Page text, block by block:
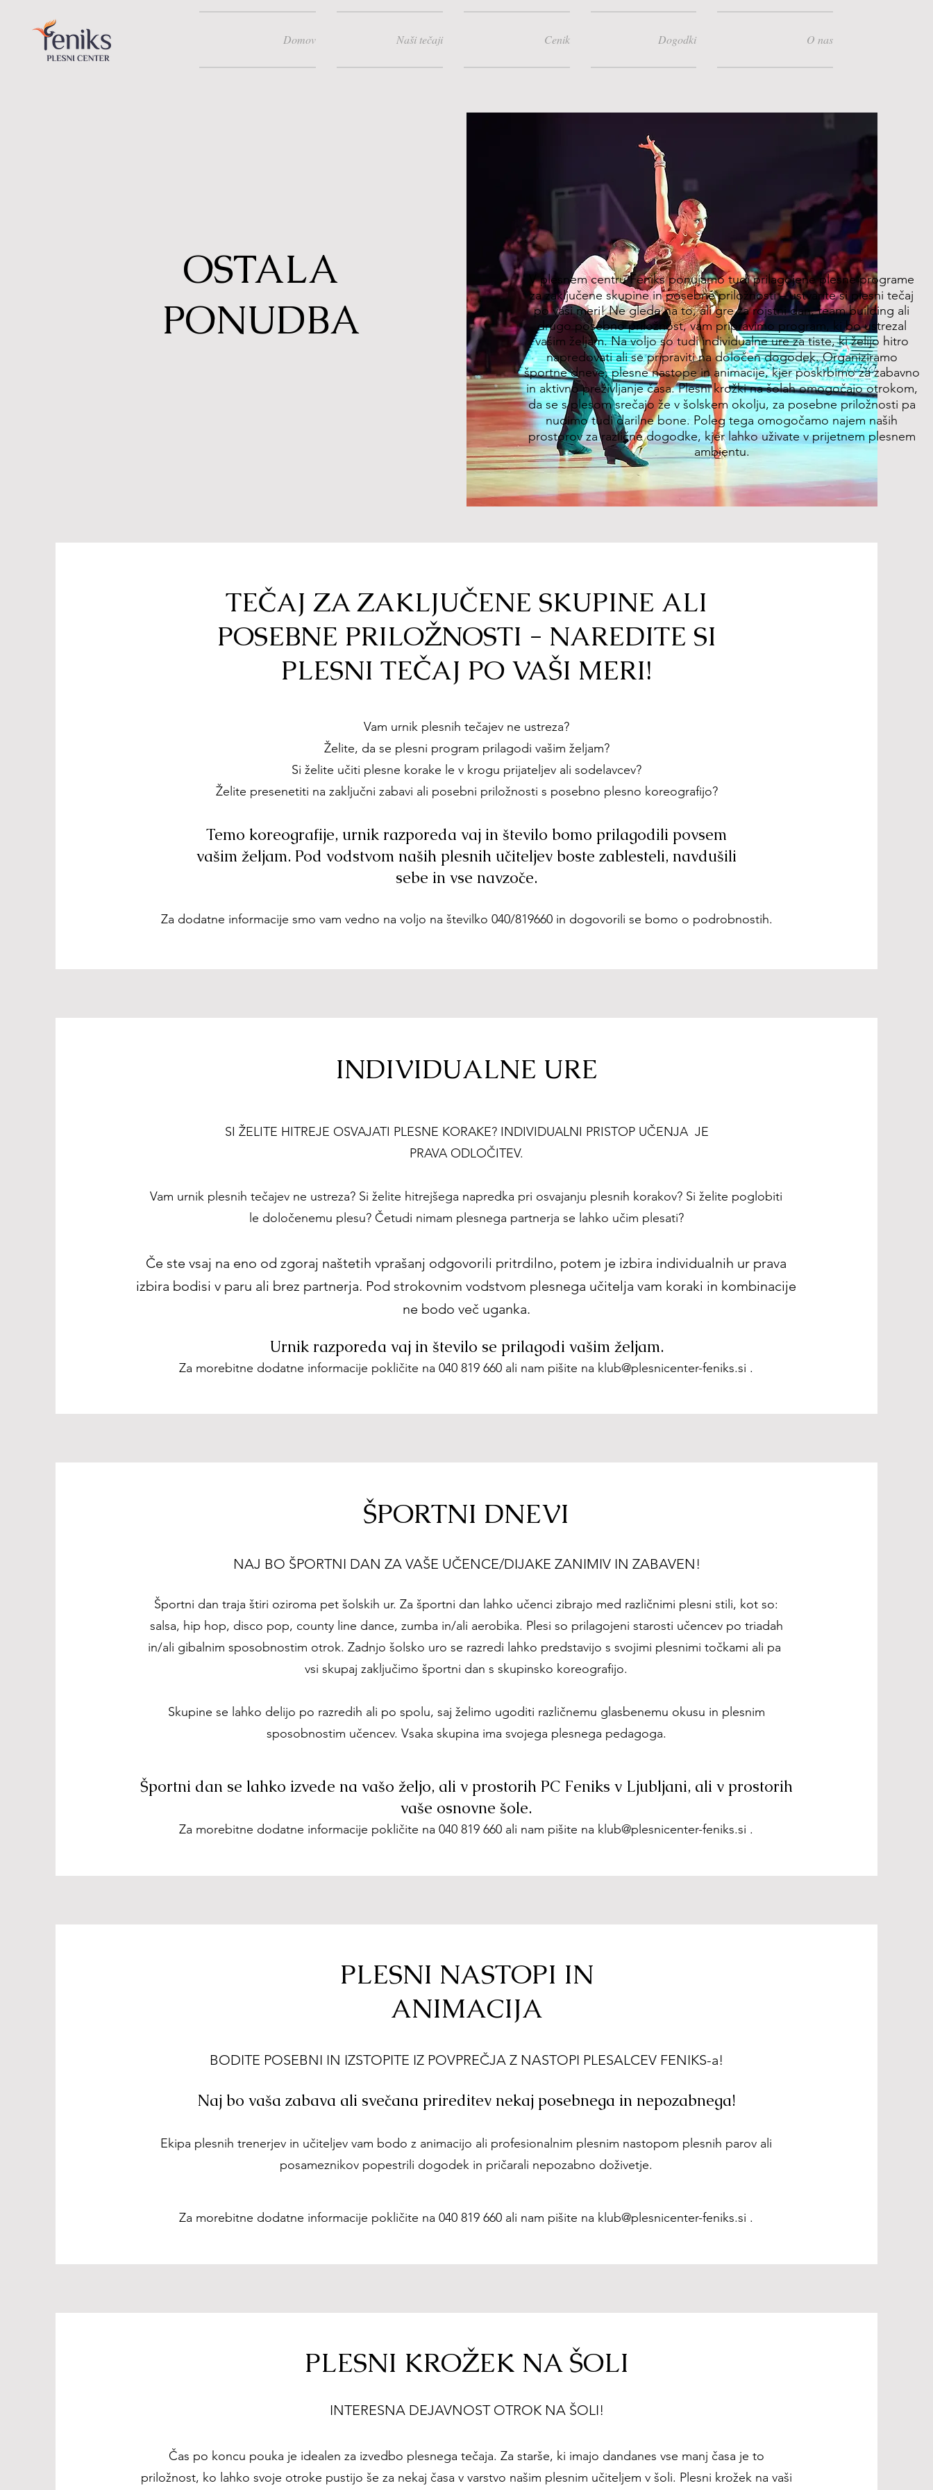
Domov Naši tečaji Cenik Dogodki O nas
OSTALA
PONUDBA
V plesnem centru Feniks ponujamo tudi prilagojene plesne programe
za zaključene skupine in posebne priložnosti – ustvarite si plesni tečaj
po vaši meri! Ne glede na to, ali gre za rojstni dan, team building ali
drugo posebno priložnost, vam pripravimo program, ki bo ustrezal
vašim željam. Na voljo so tudi individualne ure za tiste, ki želijo hitro
napredovati ali se pripraviti na določen dogodek. Organiziramo
športne dneve, plesne nastope in animacije, kjer poskrbimo za zabavno
in aktivno preživljanje časa. Plesni krožki na šolah omogočajo otrokom,
da se s plesom srečajo že v šolskem okolju, za posebne priložnosti pa
nudimo tudi darilne bone. Poleg tega omogočamo najem naših
prostorov za različne dogodke, kjer lahko uživate v prijetnem plesnem
ambientu.
TEČAJ ZA ZAKLJUČENE SKUPINE ALI
POSEBNE PRILOŽNOSTI - NAREDITE SI
PLESNI TEČAJ PO VAŠI MERI!
Vam urnik plesnih tečajev ne ustreza?
Želite, da se plesni program prilagodi vašim željam?
Si želite učiti plesne korake le v krogu prijateljev ali sodelavcev?
Želite presenetiti na zaključni zabavi ali posebni priložnosti s posebno plesno koreografijo?
Temo koreografije, urnik razporeda vaj in število bomo prilagodili povsem
vašim željam. Pod vodstvom naših plesnih učiteljev boste zablesteli, navdušili
sebe in vse navzoče.
Za dodatne informacije smo vam vedno na voljo na številko 040/819660 in dogovorili se bomo o podrobnostih.
INDIVIDUALNE URE
SI ŽELITE HITREJE OSVAJATI PLESNE KORAKE? INDIVIDUALNI PRISTOP UČENJA JE
PRAVA ODLOČITEV.
Vam urnik plesnih tečajev ne ustreza? Si želite hitrejšega napredka pri osvajanju plesnih korakov? Si želite poglobiti
le določenemu plesu? Četudi nimam plesnega partnerja se lahko učim plesati?
Če ste vsaj na eno od zgoraj naštetih vprašanj odgovorili pritrdilno, potem je izbira individualnih ur prava
izbira bodisi v paru ali brez partnerja. Pod strokovnim vodstvom plesnega učitelja vam koraki in kombinacije
ne bodo več uganka.
Urnik razporeda vaj in število se prilagodi vašim željam.
Za morebitne dodatne informacije pokličite na 040 819 660 ali nam pišite na klub@plesnicenter-feniks.si .
ŠPORTNI DNEVI
NAJ BO ŠPORTNI DAN ZA VAŠE UČENCE/DIJAKE ZANIMIV IN ZABAVEN!
Športni dan traja štiri oziroma pet šolskih ur. Za športni dan lahko učenci zibrajo med različnimi plesni stili, kot so:
salsa, hip hop, disco pop, county line dance, zumba in/ali aerobika. Plesi so prilagojeni starosti učencev po triadah
in/ali gibalnim sposobnostim otrok. Zadnjo šolsko uro se razredi lahko predstavijo s svojimi plesnimi točkami ali pa
vsi skupaj zaključimo športni dan s skupinsko koreografijo.
Skupine se lahko delijo po razredih ali po spolu, saj želimo ugoditi različnemu glasbenemu okusu in plesnim
sposobnostim učencev. Vsaka skupina ima svojega plesnega pedagoga.
Športni dan se lahko izvede na vašo željo, ali v prostorih PC Feniks v Ljubljani, ali v prostorih
vaše osnovne šole.
Za morebitne dodatne informacije pokličite na 040 819 660 ali nam pišite na klub@plesnicenter-feniks.si .
PLESNI NASTOPI IN
ANIMACIJA
BODITE POSEBNI IN IZSTOPITE IZ POVPREČJA Z NASTOPI PLESALCEV FENIKS-a!
Naj bo vaša zabava ali svečana prireditev nekaj posebnega in nepozabnega!
Ekipa plesnih trenerjev in učiteljev vam bodo z animacijo ali profesionalnim plesnim nastopom plesnih parov ali
posameznikov popestrili dogodek in pričarali nepozabno doživetje.
Za morebitne dodatne informacije pokličite na 040 819 660 ali nam pišite na klub@plesnicenter-feniks.si .
PLESNI KROŽEK NA ŠOLI
INTERESNA DEJAVNOST OTROK NA ŠOLI!
Čas po koncu pouka je idealen za izvedbo plesnega tečaja. Za starše, ki imajo dandanes vse manj časa je to
priložnost, ko lahko svoje otroke pustijo še za nekaj časa v varstvo našim plesnim učiteljem v šoli. Plesni krožek na vaši